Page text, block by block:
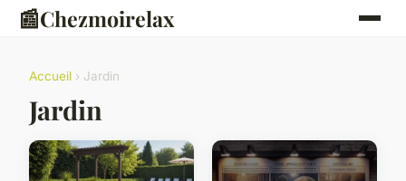
📰Chezmoirelax
Accueil › Jardin
Jardin